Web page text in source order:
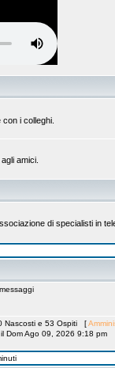
i colleghi.
amici.
di specialisti in
messaggi
Nascosti e 53 Ospiti [
il Dom Ago 09, 2026 9:18 pm